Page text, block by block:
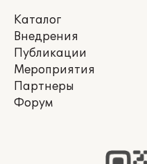
Каталог
Внедрения
Публикации
Мероприятия
Партнеры
Форум